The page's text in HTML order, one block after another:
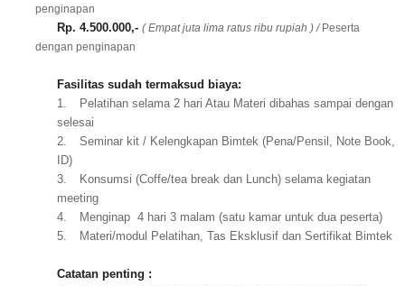
penginapan
Rp. 4.500.000,- ( Empat juta lima ratus ribu rupiah ) / Peserta
dengan penginapan
Fasilitas sudah termaksud biaya:
1.
Pelatihan selama 2 hari Atau Materi dibahas sampai dengan
selesai
2.
Seminar kit / Kelengkapan Bimtek (Pena/Pensil, Note Book,
ID)
3.
Konsumsi (Coffe/tea break dan Lunch) selama kegiatan
meeting
4.
Menginap 4 hari 3 malam (satu kamar untuk dua peserta)
5.
Materi/modul Pelatihan, Tas Eksklusif dan Sertifikat Bimtek
Catatan penting :